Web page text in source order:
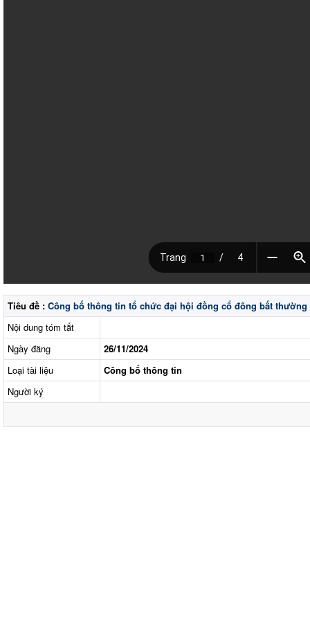
Tiêu đề : Công bố thông tin tổ chức đại hội đồng cổ đông bất thường
Nội dung tóm tắt
Ngày đăng
26/11/2024
Loại tài liệu
Công bố thông tin
Người ký